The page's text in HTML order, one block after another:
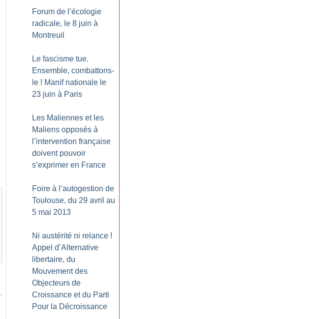
Forum de l’écologie
radicale, le 8 juin à
Montreuil
Le fascisme tue.
Ensemble, combattons-
le ! Manif nationale le
23 juin à Paris
Les Maliennes et les
Maliens opposés à
l’intervention française
doivent pouvoir
s’exprimer en France
Foire à l’autogestion de
Toulouse, du 29 avril au
5 mai 2013
Ni austérité ni relance !
Appel d’Alternative
libertaire, du
Mouvement des
Objecteurs de
Croissance et du Parti
Pour la Décroissance